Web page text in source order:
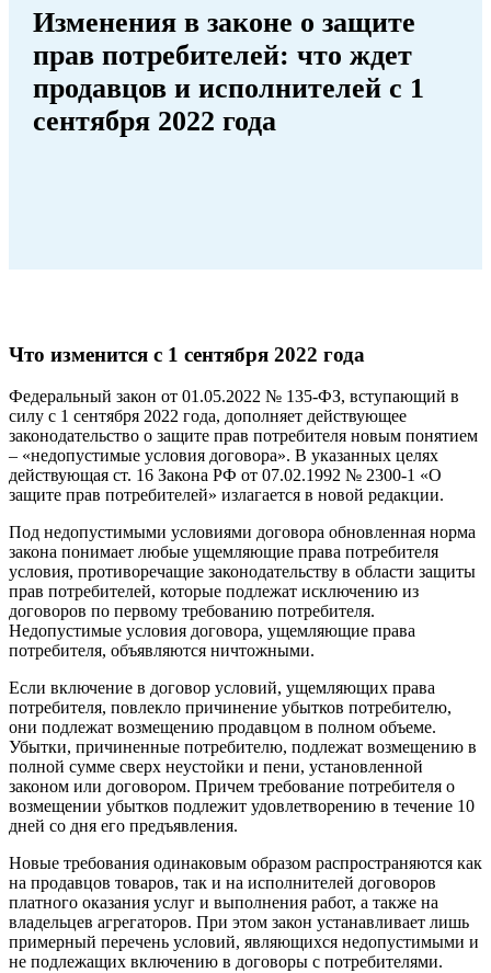
Изменения в законе о защите
прав потребителей: что ждет
продавцов и исполнителей с 1
сентября 2022 года
Что изменится с 1 сентября 2022 года
Федеральный закон от 01.05.2022 № 135-ФЗ, вступающий в
силу с 1 сентября 2022 года, дополняет действующее
законодательство о защите прав потребителя новым понятием
– «недопустимые условия договора». В указанных целях
действующая ст. 16 Закона РФ от 07.02.1992 № 2300-1 «О
защите прав потребителей» излагается в новой редакции.
Под недопустимыми условиями договора обновленная норма
закона понимает любые ущемляющие права потребителя
условия, противоречащие законодательству в области защиты
прав потребителей, которые подлежат исключению из
договоров по первому требованию потребителя.
Недопустимые условия договора, ущемляющие права
потребителя, объявляются ничтожными.
Если включение в договор условий, ущемляющих права
потребителя, повлекло причинение убытков потребителю,
они подлежат возмещению продавцом в полном объеме.
Убытки, причиненные потребителю, подлежат возмещению в
полной сумме сверх неустойки и пени, установленной
законом или договором. Причем требование потребителя о
возмещении убытков подлежит удовлетворению в течение 10
дней со дня его предъявления.
Новые требования одинаковым образом распространяются как
на продавцов товаров, так и на исполнителей договоров
платного оказания услуг и выполнения работ, а также на
владельцев агрегаторов. При этом закон устанавливает лишь
примерный перечень условий, являющихся недопустимыми и
не подлежащих включению в договоры с потребителями.